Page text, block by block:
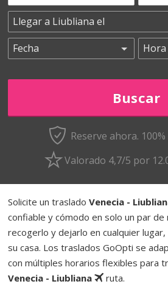
Reserve ahora.
Valorado 4,7/5 por
Solicite un trasladoVenecia -
confiable y cómodo en solo un par
recogerlo y dejarlo en cualquier lugar,
su casa. Los traslados GoOpti se
con múltiples horarios flexibles para
Venecia - Liubliana
ruta.